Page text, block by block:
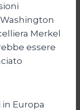
Merkel
essere
Europa